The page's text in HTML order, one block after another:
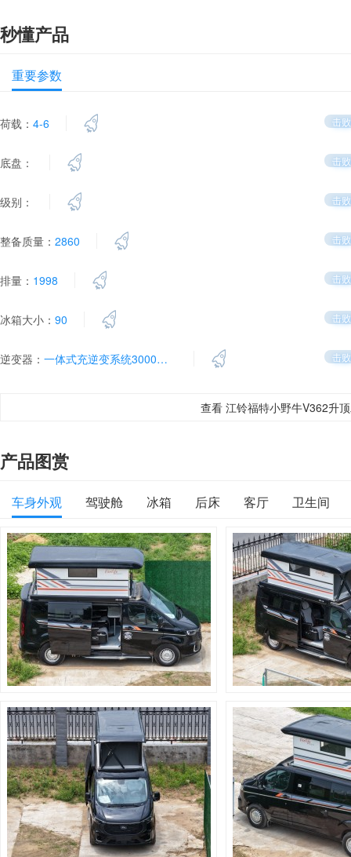
秒懂产品
重要参数
荷载： 4-6 击
底盘： 击
级别： 击
整备质量： 2860 击
排量： 1998 击
冰箱大小： 90 击
逆变器： 一体式充逆变系统3000W（高频） 击
查看 江铃福特小野牛V362升
产品图赏
车身外观 驾驶舱 冰箱 后床 客厅 卫生间